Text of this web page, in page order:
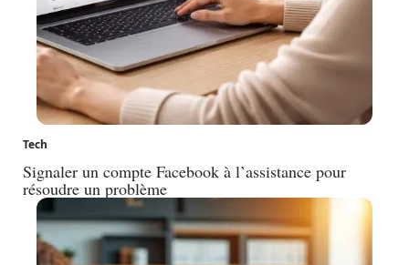
Tech
Signaler un compte Facebook à l’assistance pour
résoudre un problème